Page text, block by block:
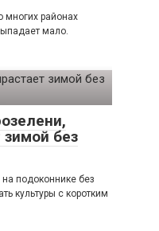
многих районах
мало.
без
подоконнике без
культуры с коротким